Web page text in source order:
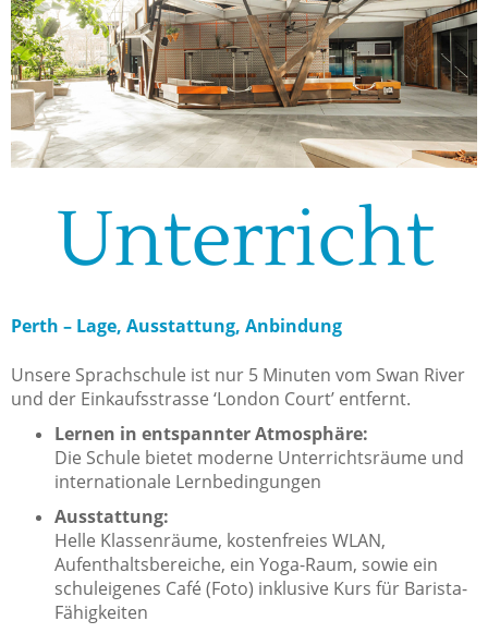
Unterricht
Perth – Lage, Ausstattung, Anbindung
Unsere Sprachschule ist nur 5 Minuten vom Swan River
und der Einkaufsstrasse ‘London Court’ entfernt.
Lernen in entspannter Atmosphäre:
Die Schule bietet moderne Unterrichtsräume und
internationale Lernbedingungen
Ausstattung:
Helle Klassenräume, kostenfreies WLAN,
Aufenthaltsbereiche, ein Yoga-Raum, sowie ein
schuleigenes Café (Foto) inklusive Kurs für Barista-
Fähigkeiten